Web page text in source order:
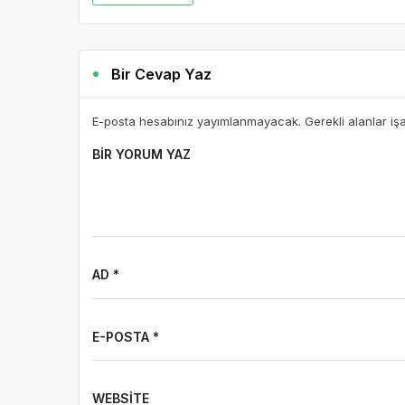
Bir Cevap Yaz
E-posta hesabınız yayımlanmayacak. Gerekli alanlar
BIR YORUM YAZ
AD *
E-POSTA *
WEBSITE